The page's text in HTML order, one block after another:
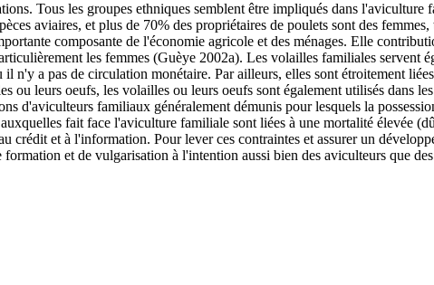
Tous les groupes ethniques semblent être impliqués dans
aviaires, et plus de 70% des propriétaires de poulets sont des
composante de l'économie agricole et des ménages. Elle
les femmes (Guèye 2002a). Les volailles familiales servent
n'y a pas de circulation monétaire. Par ailleurs, elles sont étroitement
leurs oeufs, les volailles ou leurs oeufs sont également utilisés dans
d'aviculteurs familiaux généralement démunis pour lesquels la
fait face l'aviculture familiale sont liées à une mortalité élevée
et à l'information. Pour lever ces contraintes et assurer un
et de vulgarisation à l'intention aussi bien des aviculteurs que